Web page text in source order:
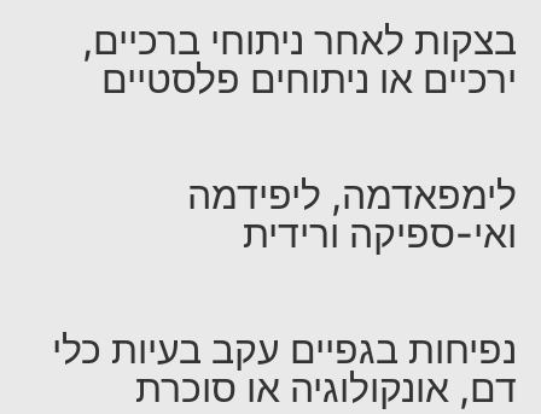
בצקות לאחר ניתוחי ברכיים,
ירכיים או ניתוחים פלסטיים
לימפאדמה, ליפידמה
ואי-ספיקה ורידית
נפיחות בגפיים עקב בעיות כלי
דם, אונקולוגיה או סוכרת